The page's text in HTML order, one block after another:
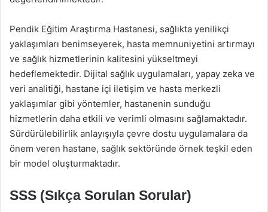
Pendik Eğitim Araştırma Hastanesi, sağlıkta yenilikçi
yaklaşımları benimseyerek, hasta memnuniyetini artırmayı
ve sağlık hizmetlerinin kalitesini yükseltmeyi
hedeflemektedir. Dijital sağlık uygulamaları, yapay zeka ve
veri analitiği, hastane içi iletişim ve hasta merkezli
yaklaşımlar gibi yöntemler, hastanenin sunduğu
hizmetlerin daha etkili ve verimli olmasını sağlamaktadır.
Sürdürülebilirlik anlayışıyla çevre dostu uygulamalara da
önem veren hastane, sağlık sektöründe örnek teşkil eden
bir model oluşturmaktadır.
SSS (Sıkça Sorulan Sorular)